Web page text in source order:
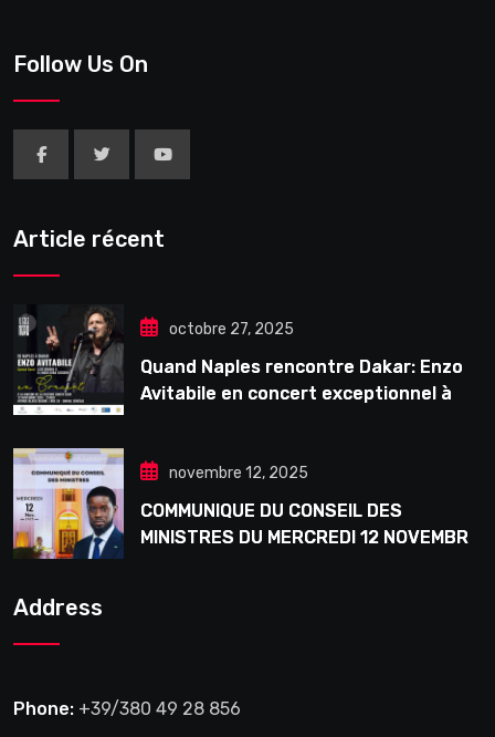
Follow Us On
Article récent
octobre 27, 2025
Quand Naples rencontre Dakar: Enzo
Avitabile en concert exceptionnel à
novembre 12, 2025
COMMUNIQUE DU CONSEIL DES
MINISTRES DU MERCREDI 12 NOVEMBRE
Address
Phone: +39/380 49 28 856